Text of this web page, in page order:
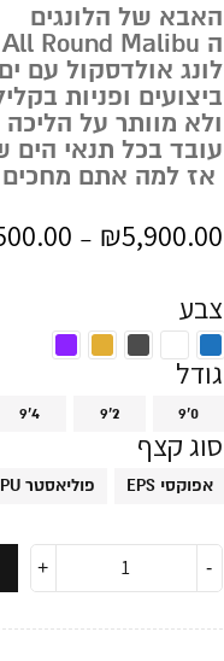
האבא של הלונגים
ה All Round Malibu הוא הלונג המנצח!
לונג אולדסקול עם
ביצועים ופניות
ולא מוותר על
עובד בכל תנאי הים
אז למה אתם מחכים
₪5,900.00
–
צבע
גודל
9'0
9'2
9'4
סוג קצף
EPS אפוקסי PU פוליאסטר